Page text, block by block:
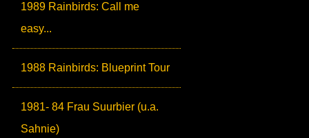
1989 Rainbirds: Call me
easy...
1988 Rainbirds: Blueprint Tour
1981- 84 Frau Suurbier (u.a.
Sahnie)